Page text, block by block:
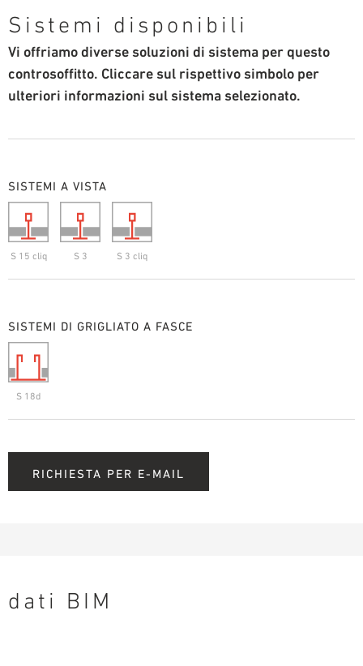
Sistemi disponibili
Vi offriamo diverse soluzioni di sistema per questo
controsoffitto. Cliccare sul rispettivo simbolo per
ulteriori informazioni sul sistema selezionato.
SISTEMI A VISTA
S 15 cliq S 3 S 3 cliq
SISTEMI DI GRIGLIATO A FASCE
S 18d
RICHIESTA PER E-MAIL
dati BIM